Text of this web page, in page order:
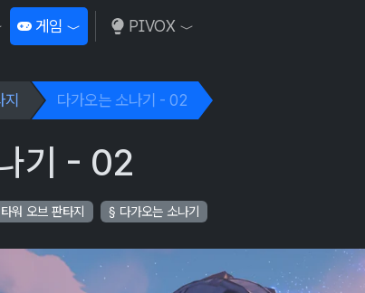
Dropdown
게임 Toggle Dropdown
PIVOX Toggle Dropdown
다가오는 소나기 - 02
기 - 02
타워 오브 판타지 다가오는 소나기